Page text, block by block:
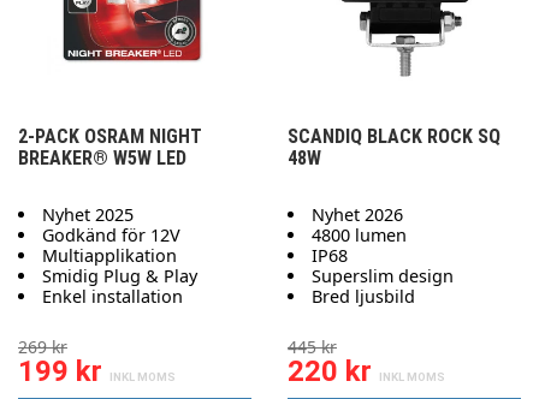
2-PACK OSRAM NIGHT
BREAKER® W5W LED
Nyhet 2025
Godkänd för 12V
Multiapplikation
Smidig Plug & Play
Enkel installation
269 kr
199 kr
SCANDIQ BLACK ROCK SQ
48W
Nyhet 2026
4800 lumen
IP68
Superslim design
Bred ljusbild
445 kr
220 kr